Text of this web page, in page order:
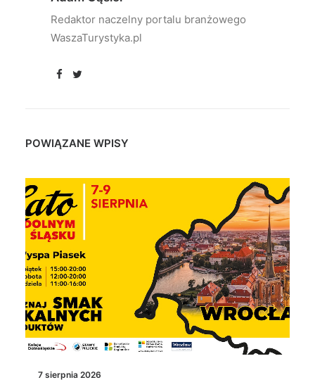
Redaktor naczelny portalu branżowego
WaszaTurystyka.pl
POWIĄZANE WPISY
7 sierpnia 2026